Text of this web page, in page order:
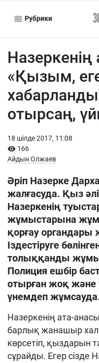
Рубрики
«Қызым,
отырсаң,
18 шiлде 2017, 11:08
166
Айдын Олжаев
Әріп Назерке
жалғасуда. Қыз
Назеркенің
жұмыстарына
қорғау органдары
Іздестіруге
толыққанды
Полиция ешбір
отырған жоқ және
үнемдеп
Назеркенің ата-
барлық жанашыр
көрсетіп, қыздарын
сұрайды. Егер сізде